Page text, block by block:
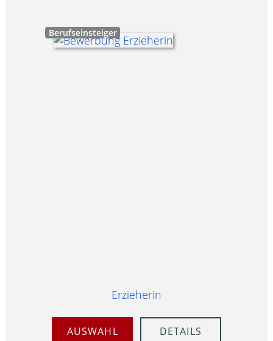
Berufseinsteiger
Erzieherin
AUSWAHL DETAILS